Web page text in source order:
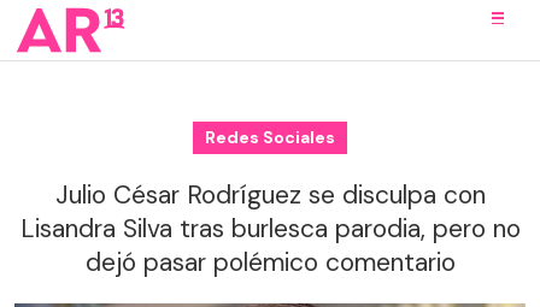
Redes Sociales
Julio César Rodríguez se disculpa con
Lisandra Silva tras burlesca parodia, pero no
dejó pasar polémico comentario